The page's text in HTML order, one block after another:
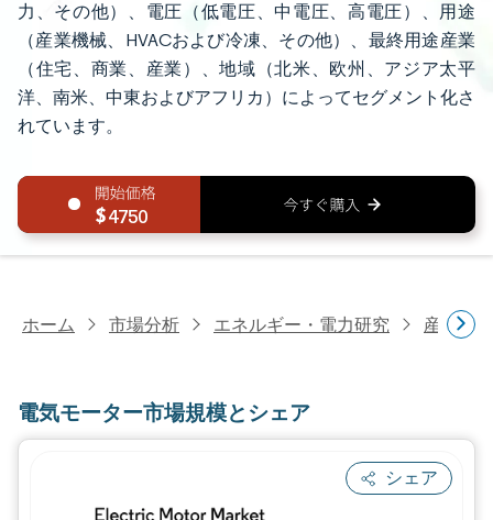
力、その他）、電圧（低電圧、中電圧、高電圧）、用途
（産業機械、HVACおよび冷凍、その他）、最終用途産業
（住宅、商業、産業）、地域（北米、欧州、アジア太平
洋、南米、中東およびアフリカ）によってセグメント化さ
れています。
4750
ホーム 市場分析 エネルギー・電力研究 産業機
電気モーター市場規模とシェア
シェア